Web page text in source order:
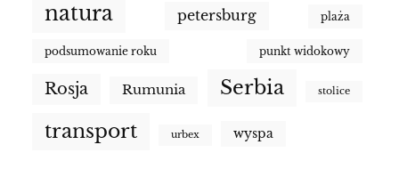
natura petersburg plaża
podsumowanie roku punkt widokowy
Rosja Rumunia Serbia stolice
transport urbex wyspa